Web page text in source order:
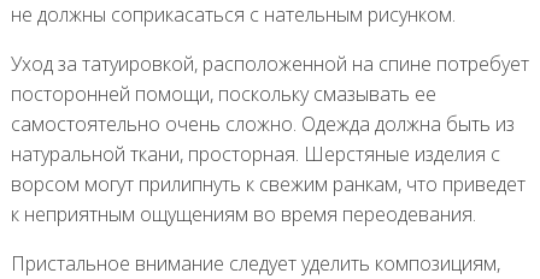
не должны соприкасаться с нательным рисунком.
Уход за татуировкой, расположенной на спине потребует
посторонней помощи, поскольку смазывать ее
самостоятельно очень сложно. Одежда должна быть из
натуральной ткани, просторная. Шерстяные изделия с
ворсом могут прилипнуть к свежим ранкам, что приведет
к неприятным ощущениям во время переодевания.
Пристальное внимание следует уделить композициям,